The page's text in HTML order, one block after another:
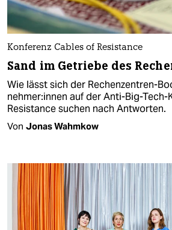
Konferenz Cables of Resistance
Sand im Getriebe des
Wie lässt sich der Rechenzentren-
neh­me­r:in­nen auf der Anti-Big-Tech-
Resistance suchen nach Antworten.
Von Jonas Wahmkow